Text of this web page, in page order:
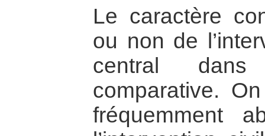
Le caractère
ou non de
central dans
comparative.
fréquemment